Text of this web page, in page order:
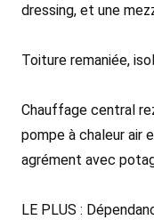
dressing, et une
Toiture remaniée,
Chauffage central
pompe à chaleur air
agrément avec
LE PLUS :